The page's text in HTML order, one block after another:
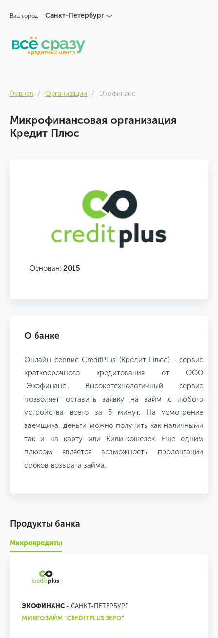
Ваш город Санкт-Петербург
Главная Организации Экофинанс
Микрофинансовая организация
Кредит Плюс
Основан: 2015
О банке
Онлайн сервис CreditPlus (Кредит Плюс) - сервис
краткосрочного кредитования от ООО
"Экофинанс". Высокотехнологичный сервис
позволяет оставить заявку на займ с любого
устройства всего за 5 минут. На усмотрение
заемщика, деньги можно получить как наличными
так и на карту или Киви-кошелек. Еще одним
плюсом является возможность пролонгации
сроков возврата займа.
Продукты банка
Микрокредиты
ЭКОФИНАНС - САНКТ-ПЕТЕРБУРГ
МИКРОЗАЙМ "CREDITPLUS ЗЕРО"